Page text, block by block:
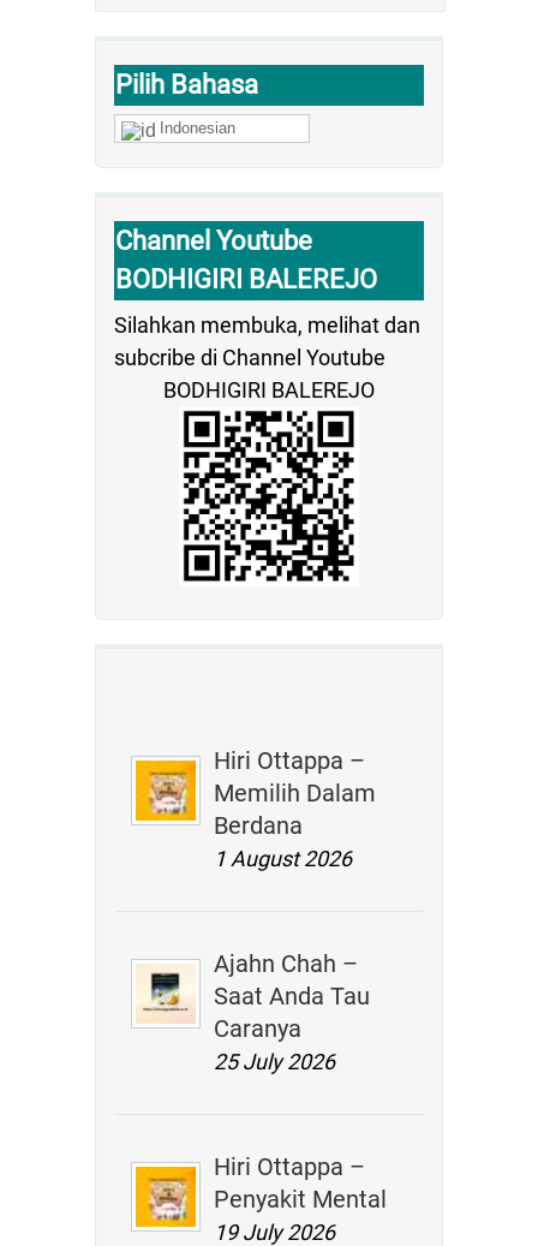
Pilih Bahasa
Indonesian
Channel Youtube
BODHIGIRI BALEREJO
Silahkan membuka, melihat dan
subcribe di Channel Youtube
BODHIGIRI BALEREJO
Hiri Ottappa –
Memilih Dalam
Berdana
1 August 2026
Ajahn Chah –
Saat Anda Tau
Caranya
25 July 2026
Hiri Ottappa –
Penyakit Mental
19 July 2026